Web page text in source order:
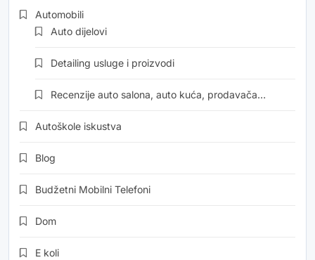
Automobili
Auto dijelovi
Detailing usluge i proizvodi
Recenzije auto salona, auto kuća, prodavača…
Autoškole iskustva
Blog
Budžetni Mobilni Telefoni
Dom
E koli